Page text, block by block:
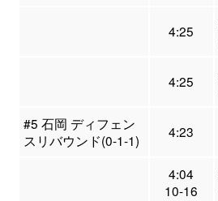
4:25
4:25
#5 石岡 ディフェン
スリバウンド(0-1-1)
4:23
4:04
10-16